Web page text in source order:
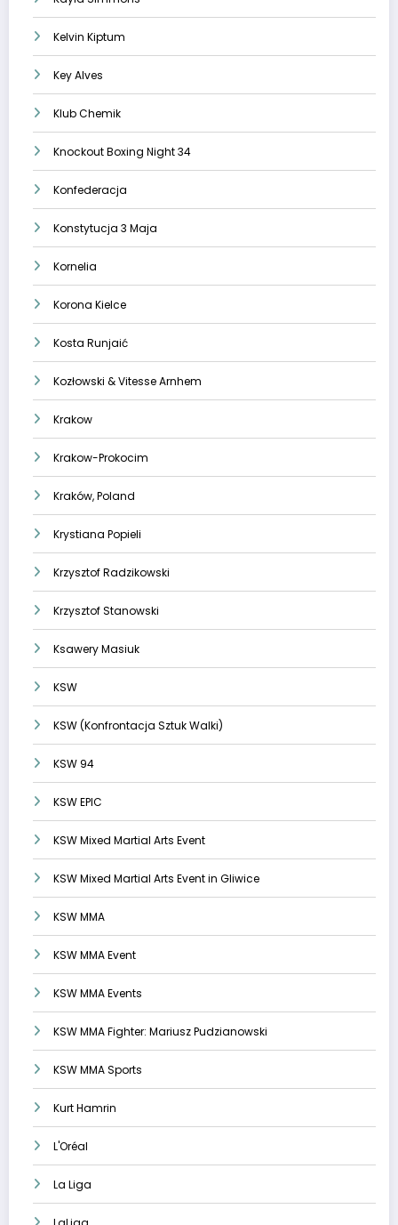
Kelvin Kiptum
Key Alves
Klub Chemik
Knockout Boxing Night 34
Konfederacja
Konstytucja 3 Maja
Kornelia
Korona Kielce
Kosta Runjaić
Kozłowski & Vitesse Arnhem
Krakow
Krakow-Prokocim
Kraków, Poland
Krystiana Popieli
Krzysztof Radzikowski
Krzysztof Stanowski
Ksawery Masiuk
KSW
KSW (Konfrontacja Sztuk Walki)
KSW 94
KSW EPIC
KSW Mixed Martial Arts Event
KSW Mixed Martial Arts Event in Gliwice
KSW MMA
KSW MMA Event
KSW MMA Events
KSW MMA Fighter: Mariusz Pudzianowski
KSW MMA Sports
Kurt Hamrin
L'Oréal
La Liga